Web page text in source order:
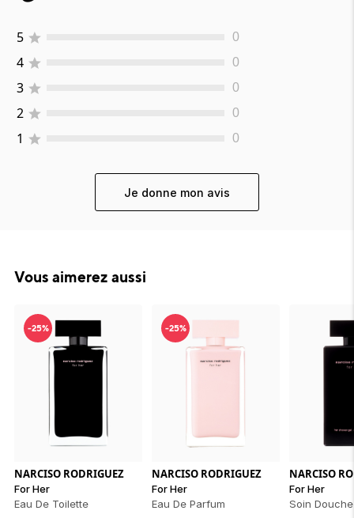
5 0
4 0
3 0
2 0
1 0
Je donne mon avis
Vous aimerez aussi
-25%
NARCISO RODRIGUEZ
For Her
Eau De Toilette
-25%
NARCISO RODRIGUEZ
For Her
Eau De Parfum
NARCISO
For Her
Soin